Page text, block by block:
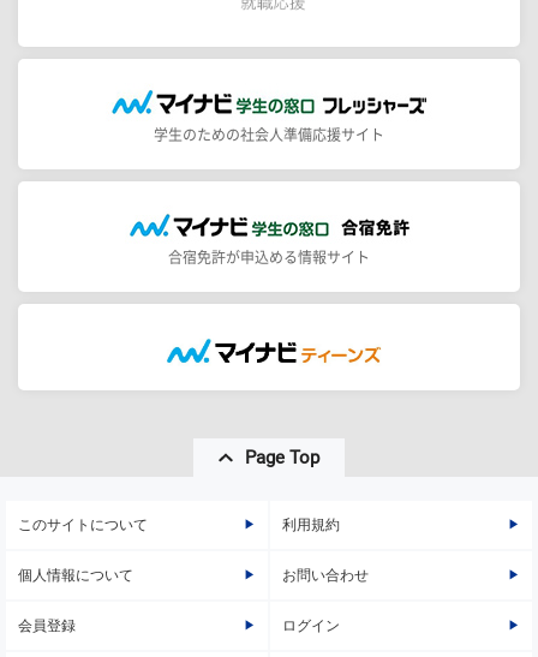
学生のための社会人準備応援サイト
合宿免許が申込める情報サイト
Page Top
このサイトについて 利用規約
個人情報について お問い合わせ
会員登録 ログイン